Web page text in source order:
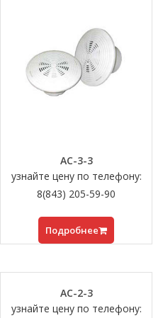
АС-3-3
узнайте цену по телефону:
8(843) 205-59-90
Подробнее
АС-2-3
узнайте цену по телефону: